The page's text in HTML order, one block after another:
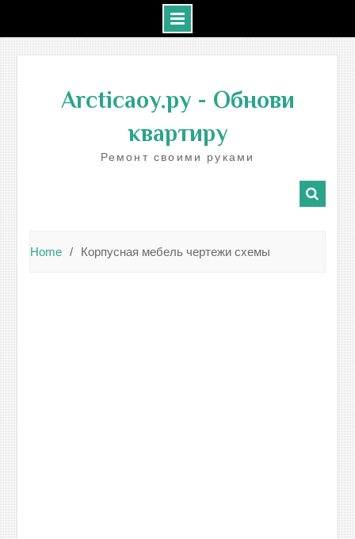
contentArcticaoy.ру- Обнови
квартиру
Ремонт своими руками
Home Корпусная мебель чертежи схемы